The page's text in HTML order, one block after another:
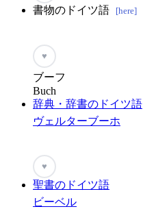
書物のドイツ語 [here]
♥
ブーフ
Buch
辞典・辞書のドイツ語
ヴェルターブーホ
♥
聖書のドイツ語
ビーベル